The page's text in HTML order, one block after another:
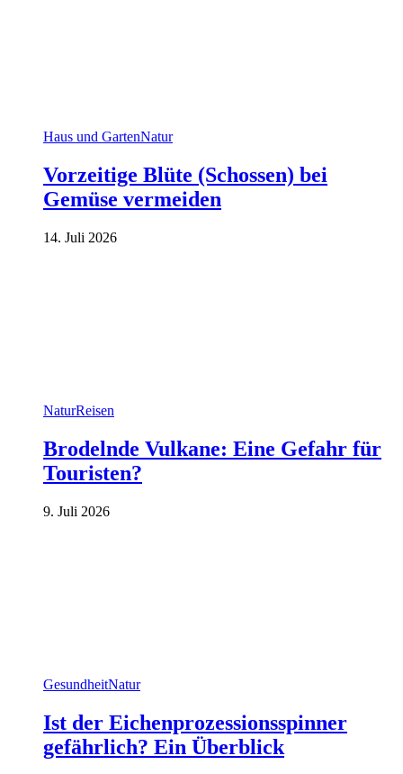
Haus und GartenNatur
Vorzeitige Blüte (Schossen) bei
Gemüse vermeiden
14. Juli 2026
NaturReisen
Brodelnde Vulkane: Eine Gefahr für
Touristen?
9. Juli 2026
GesundheitNatur
Ist der Eichenprozessionsspinner
gefährlich? Ein Überblick